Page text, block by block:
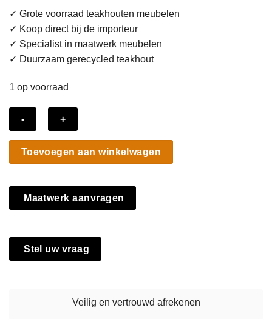
✓ Grote voorraad teakhouten meubelen
✓ Koop direct bij de importeur
✓ Specialist in maatwerk meubelen
✓ Duurzaam gerecycled teakhout
1 op voorraad
Set
van
Industriële
Fauteuils
cm
Toevoegen aan winkelwagen
Maatwerk aanvragen
Stel uw vraag
Veilig en vertrouwd afrekenen